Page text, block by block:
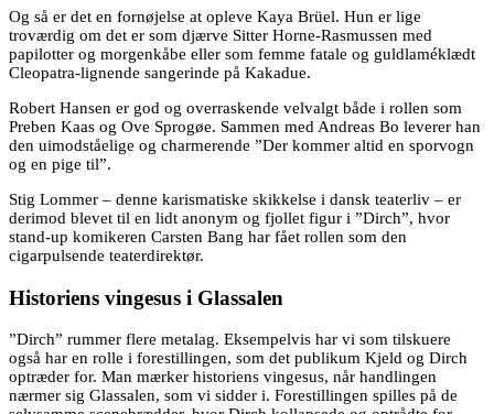
Og så er det en fornøjelse at opleve Kaya Brüel. Hun er lige
troværdig om det er som djærve Sitter Horne-Rasmussen med
papilotter og morgenkåbe eller som femme fatale og guldlaméklædt
Cleopatra-lignende sangerinde på Kakadue.
Robert Hansen er god og overraskende velvalgt både i rollen som
Preben Kaas og Ove Sprogøe. Sammen med Andreas Bo leverer han
den uimodståelige og charmerende ”Der kommer altid en sporvogn
og en pige til”.
Stig Lommer – denne karismatiske skikkelse i dansk teaterliv – er
derimod blevet til en lidt anonym og fjollet figur i ”Dirch”, hvor
stand-up komikeren Carsten Bang har fået rollen som den
cigarpulsende teaterdirektør.
Historiens vingesus i Glassalen
”Dirch” rummer flere metalag. Eksempelvis har vi som tilskuere
også har en rolle i forestillingen, som det publikum Kjeld og Dirch
optræder for. Man mærker historiens vingesus, når handlingen
nærmer sig Glassalen, som vi sidder i. Forestillingen spilles på de